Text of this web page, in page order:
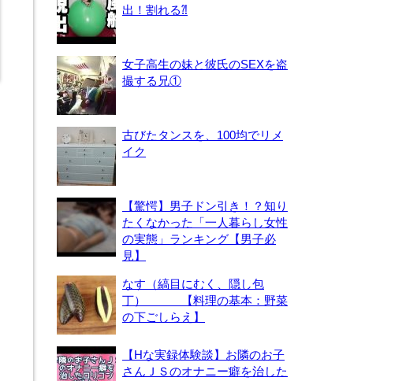
出！割れる⁈
女子高生の妹と彼氏のSEXを盗
撮する兄①
古びたタンスを、100均でリメ
イク
【驚愕】男子ドン引き！？知り
たくなかった「一人暮らし女性
の実態」ランキング【男子必
見】
なす（縞目にむく、隠し包
丁） 【料理の基本：野菜
の下ごしらえ】
【Hな実録体験談】お隣のお子
さんＪＳのオナニー癖を治した